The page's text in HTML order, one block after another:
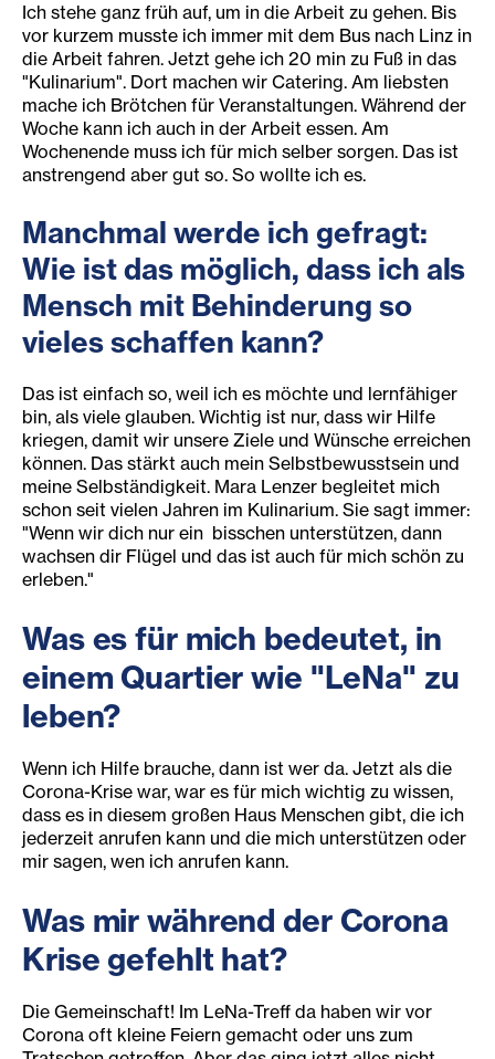
Ich stehe ganz früh auf, um in die Arbeit zu gehen. Bis
vor kurzem musste ich immer mit dem Bus nach Linz in
die Arbeit fahren. Jetzt gehe ich 20 min zu Fuß in das
"Kulinarium". Dort machen wir Catering. Am liebsten
mache ich Brötchen für Veranstaltungen. Während der
Woche kann ich auch in der Arbeit essen. Am
Wochenende muss ich für mich selber sorgen. Das ist
anstrengend aber gut so. So wollte ich es.
Manchmal werde ich gefragt:
Wie ist das möglich, dass ich als
Mensch mit Behinderung so
vieles schaffen kann?
Das ist einfach so, weil ich es möchte und lernfähiger
bin, als viele glauben. Wichtig ist nur, dass wir Hilfe
kriegen, damit wir unsere Ziele und Wünsche erreichen
können. Das stärkt auch mein Selbstbewusstsein und
meine Selbständigkeit. Mara Lenzer begleitet mich
schon seit vielen Jahren im Kulinarium. Sie sagt immer:
"Wenn wir dich nur ein bisschen unterstützen, dann
wachsen dir Flügel und das ist auch für mich schön zu
erleben."
Was es für mich bedeutet, in
einem Quartier wie "LeNa" zu
leben?
Wenn ich Hilfe brauche, dann ist wer da. Jetzt als die
Corona-Krise war, war es für mich wichtig zu wissen,
dass es in diesem großen Haus Menschen gibt, die ich
jederzeit anrufen kann und die mich unterstützen oder
mir sagen, wen ich anrufen kann.
Was mir während der Corona
Krise gefehlt hat?
Die Gemeinschaft! Im LeNa-Treff da haben wir vor
Corona oft kleine Feiern gemacht oder uns zum